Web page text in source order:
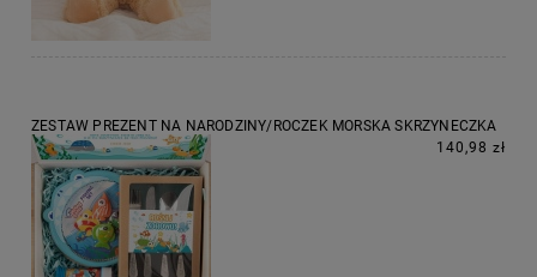
ZESTAW PREZENT NA NARODZINY/ROCZEK MORSKA SKRZYNECZKA
140,98 zł